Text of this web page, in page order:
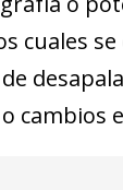
cuales
cambios